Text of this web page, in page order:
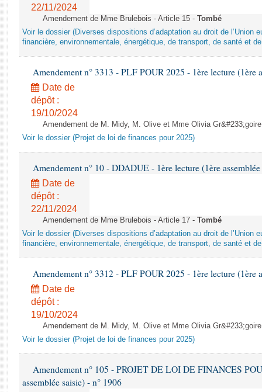
22/11/2024
Amendement de Mme Brulebois - Article 15 - Tombé
Voir le dossier (Diverses dispositions d’adaptation au droit de l’Union
financière, environnementale, énergétique, de transport, de santé et
Amendement n° 3313 - PLF POUR 2025 - 1ère lecture (1ère
Date de
dépôt :
19/10/2024
Amendement de M. Midy, M. Olive et Mme Olivia
Voir le dossier (Projet de loi de finances pour 2025)
Amendement n° 10 - DDADUE - 1ère lecture (1ère
Date de
dépôt :
22/11/2024
Amendement de Mme Brulebois - Article 17 - Tombé
Voir le dossier (Diverses dispositions d’adaptation au droit de l’Union
financière, environnementale, énergétique, de transport, de santé et
Amendement n° 3312 - PLF POUR 2025 - 1ère lecture (1ère
Date de
dépôt :
19/10/2024
Amendement de M. Midy, M. Olive et Mme Olivia
Voir le dossier (Projet de loi de finances pour 2025)
Amendement n° 105 - PROJET DE LOI DE FINANCES
assemblée saisie) - n° 1906